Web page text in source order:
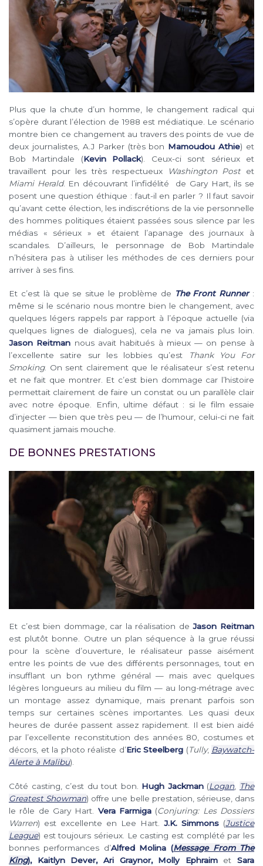
Plus que la chute d’un homme, le changement radical qui
s’opère durant l’élection de 1988 est médiatique. Le scénario
montre bien ce changement au travers des points de vue de
deux journalistes, A.J Parker (très bon Mamoudou Athie) et
Bob Martindale (Kevin Pollack). Ceux-ci sont sérieux et
travaillent pour les très respectueuxWashington Postet
Miami Herald. En découvrant l’infidélité de Gary Hart, ils se
posent une question éthique : faut-il en parler ? Il faut savoir
qu’avant cette élection, les indiscrétions de la vie personnelle
des hommes politiques étaient passées sous silence par les
médias « sérieux » et étaient l’apanage des journaux à
scandales. D’ailleurs, le personnage de Bob Martindale
n’hésitera pas à utiliser les méthodes de ces derniers pour
arriver à ses fins.
Et c’est là que se situe le problème de The Front Runner:
même si le scénario nous montre bien le changement, avec
quelques légers rappels par rapport à l’époque actuelle (via
quelques lignes de dialogues), cela ne va jamais plus loin.
Jason Reitman nous avait habitués à mieux — on pense à
l’excellente satire sur les lobbies qu’est Thank You For
Smoking. On sent clairement que le réalisateur s’est retenu
et ne fait que montrer. Et c’est bien dommage car l’histoire
permettait clairement de faire un constat ou un parallèle clair
avec notre époque. Enfin, ultime défaut : si le film essaie
d’injecter — bien que très peu — de l’humour, celui-ci ne fait
quasiment jamais mouche.
DE BONNES PRESTATIONS
Et c’est bien dommage, car la réalisation deJason Reitman
est plutôt bonne. Outre un plan séquence à la grue réussi
pour la scène d’ouverture, le réalisateur passe aisément
entre les points de vue des différents personnages, tout en
insufflant un bon rythme général — mais avec quelques
légères longueurs au milieu du film — au long-métrage avec
un montage assez dynamique, mais prenant parfois son
temps sur certaines scènes importantes. Les quasi deux
heures de durée passent assez rapidement. Il est bien aidé
par l’excellente reconstitution des années 80, costumes et
décors, et la photo réaliste d’Eric Steelberg (Tully, Baywatch-
Alerte à Malibu).
Côté casting, c’est du tout bon. Hugh Jackman(Logan
The
Greatest Showman) offre une belle prestation, sérieuse, dans
le rôle de Gary Hart. Vera Farmiga (Conjuring: Les Dossiers
Warren) est excellente en Lee Hart. J.K. Simmons (Justice
League) est toujours sérieux. Le casting est complété par les
bonnes performances d’Alfred Molina (Message From The
King), Kaitlyn Dever, Ari Graynor, Molly Ephraimet Sara